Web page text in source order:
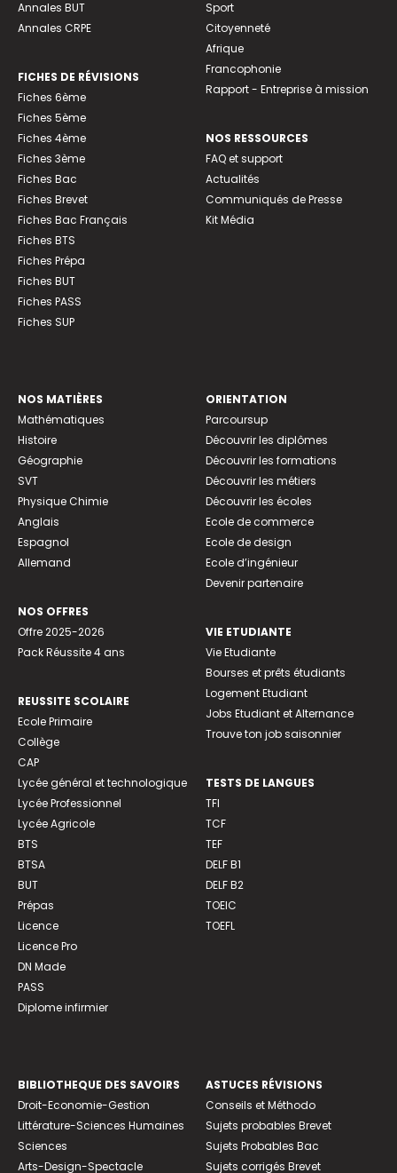
Annales BUT
Annales CRPE
FICHES DE RÉVISIONS
Fiches 6ème
Fiches 5ème
Fiches 4ème
Fiches 3ème
Fiches Bac
Fiches Brevet
Fiches Bac Français
Fiches BTS
Fiches Prépa
Fiches BUT
Fiches PASS
Fiches SUP
Sport
Citoyenneté
Afrique
Francophonie
Rapport - Entreprise à mission
NOS RESSOURCES
FAQ et support
Actualités
Communiqués de Presse
Kit Média
NOS MATIÈRES
Mathématiques
Histoire
Géographie
SVT
Physique Chimie
Anglais
Espagnol
Allemand
NOS OFFRES
Offre 2025-2026
Pack Réussite 4 ans
REUSSITE SCOLAIRE
Ecole Primaire
Collège
CAP
Lycée général et technologique
Lycée Professionnel
Lycée Agricole
BTS
BTSA
BUT
Prépas
Licence
Licence Pro
DN Made
PASS
Diplome infirmier
ORIENTATION
Parcoursup
Découvrir les diplômes
Découvrir les formations
Découvrir les métiers
Découvrir les écoles
Ecole de commerce
Ecole de design
Ecole d’ingénieur
Devenir partenaire
VIE ETUDIANTE
Vie Etudiante
Bourses et prêts étudiants
Logement Etudiant
Jobs Etudiant et Alternance
Trouve ton job saisonnier
TESTS DE LANGUES
TFI
TCF
TEF
DELF B1
DELF B2
TOEIC
TOEFL
BIBLIOTHEQUE DES SAVOIRS
Droit-Economie-Gestion
Littérature-Sciences Humaines
Sciences
Arts-Design-Spectacle
ASTUCES RÉVISIONS
Conseils et Méthodo
Sujets probables Brevet
Sujets Probables Bac
Sujets corrigés Brevet